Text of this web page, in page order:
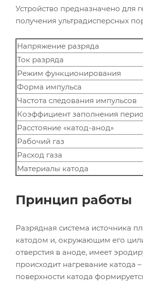
Устройство предназначено для
получения ультрадисперсных
Напряжение разряда
Ток разряда
Режим функционирования
Форма импульса
Частота следования импульсов
Коэффициент заполнения
Расстояние «катод-анод»
Рабочий газ
Расход газа
Материалы катода
Принцип работы
Разрядная система источника
катодом и, окружающим его
отверстия в аноде, имеет
происходит нагревание катода
поверхности катода